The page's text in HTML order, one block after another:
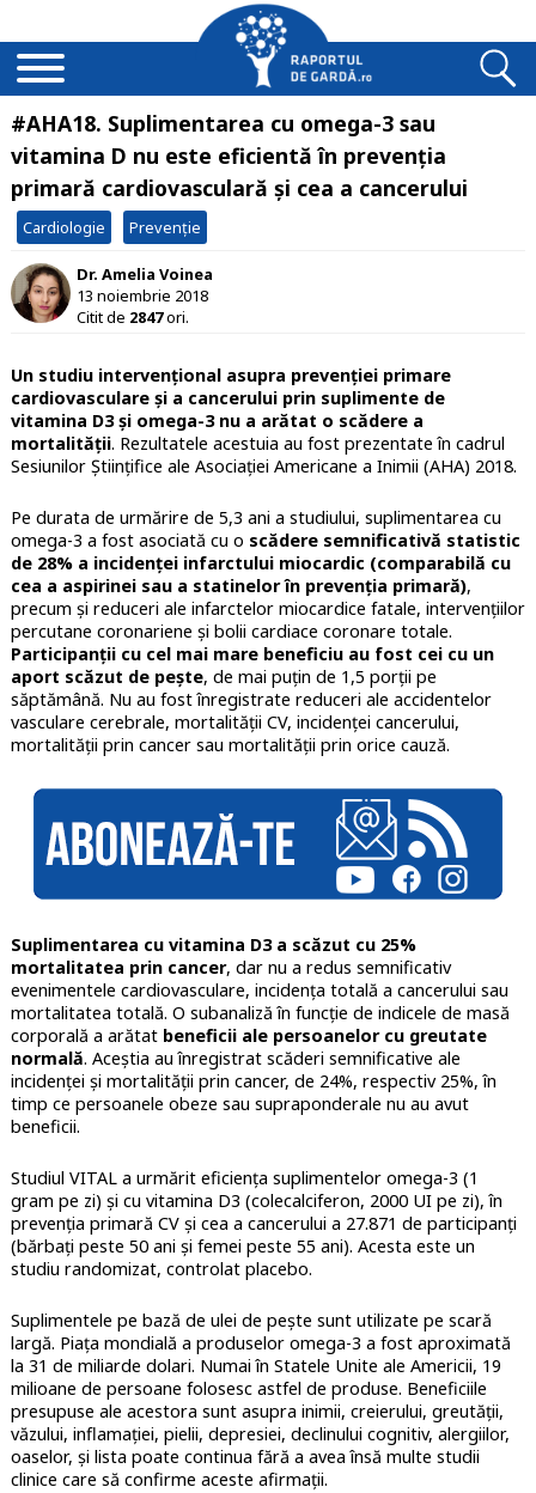
#AHA18. Suplimentarea cu omega-3 sau
vitamina D nu este eficientă în prevenția
primară cardiovasculară și cea a cancerului
Cardiologie Prevenție
Dr. Amelia Voinea
13 noiembrie 2018
Citit de 2847ori.
Un studiu intervențional asupra prevenției primare
cardiovasculare și a cancerului prin suplimente de
vitamina D3 și omega-3 nu a arătat o scădere a
mortalității. Rezultatele acestuia au fost prezentate în cadrul
Sesiunilor Științifice ale Asociației Americane a Inimii (AHA) 2018.
Pe durata de urmărire de 5,3 ani a studiului, suplimentarea cu
omega-3 a fost asociată cu o scădere semnificativă statistic
de 28% a incidenței infarctului miocardic (comparabilă cu
cea a aspirinei sau a statinelor în prevenția primară),
precum și reduceri ale infarctelor miocardice fatale, intervențiilor
percutane coronariene și bolii cardiace coronare totale.
Participanții cu cel mai mare beneficiu au fost cei cu un
aport scăzut de pește, de mai puțin de 1,5 porții pe
săptămână. Nu au fost înregistrate reduceri ale accidentelor
vasculare cerebrale, mortalității CV, incidenței cancerului,
mortalității prin cancer sau mortalității prin orice cauză.
Suplimentarea cu vitamina D3 a scăzut cu 25%
mortalitatea prin cancer, dar nu a redus semnificativ
evenimentele cardiovasculare, incidența totală a cancerului sau
mortalitatea totală. O subanaliză în funcție de indicele de masă
corporală a arătat beneficii ale persoanelor cu greutate
normală. Aceștia au înregistrat scăderi semnificative ale
incidenței și mortalității prin cancer, de 24%, respectiv 25%, în
timp ce persoanele obeze sau supraponderale nu au avut
beneficii.
Studiul VITAL a urmărit eficiența suplimentelor omega-3 (1
gram pe zi) și cu vitamina D3 (colecalciferon, 2000 UI pe zi), în
prevenția primară CV și cea a cancerului a 27.871 de participanți
(bărbați peste 50 ani și femei peste 55 ani). Acesta este un
studiu randomizat, controlat placebo.
Suplimentele pe bază de ulei de pește sunt utilizate pe scară
largă. Piața mondială a produselor omega-3 a fost aproximată
la 31 de miliarde dolari. Numai în Statele Unite ale Americii, 19
milioane de persoane folosesc astfel de produse. Beneficiile
presupuse ale acestora sunt asupra inimii, creierului, greutății,
văzului, inflamației, pielii, depresiei, declinului cognitiv, alergiilor,
oaselor, și lista poate continua fără a avea însă multe studii
clinice care să confirme aceste afirmații.